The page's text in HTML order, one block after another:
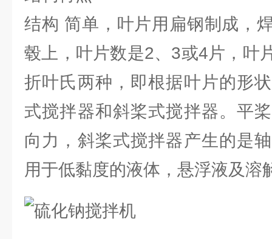
结构 简单，叶片用扁钢制成，
毂上，叶片数是2、3或4片，叶
折叶氏两种，即根据叶片的形
式搅拌器和斜桨式搅拌器。平
向力，斜桨式搅拌器产生的是
用于低黏度的液体，悬浮液及溶